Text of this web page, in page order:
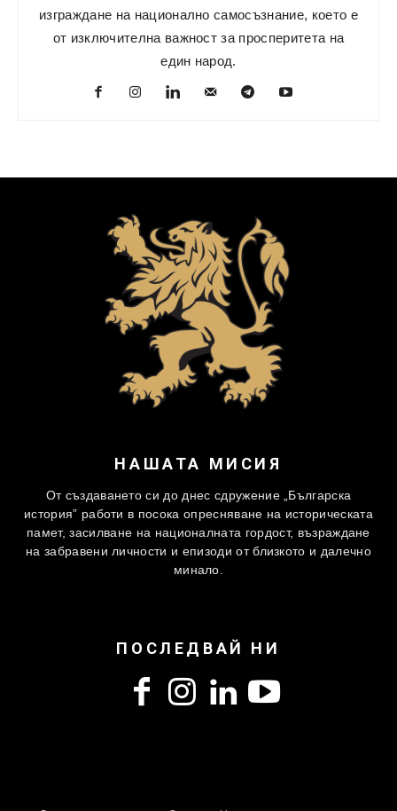
изграждане на национално самосъзнание, което е
от изключителна важност за просперитета на
един народ.
НАШАТА МИСИЯ
От създаването си до днес сдружение „Българска
история” работи в посока опресняване на историческата
памет, засилване на националната гордост, възраждане
на забравени личности и епизоди от близкото и далечно
минало.
ПОСЛЕДВАЙ НИ